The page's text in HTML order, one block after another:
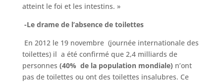
atteint le foi et les intestins. »
-Le drame de l’absence de toilettes
En 2012 le 19 novembre (journée internationale des
toilettes) il a été confirmé que 2,4 milliards de
personnes (40% de la population mondiale) n’ont
pas de toilettes ou ont des toilettes insalubres. Ce